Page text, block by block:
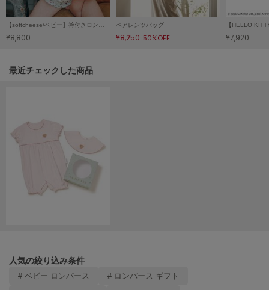
MICHU COQUETTE
ミチュ コケット
Mila Owen
ミラオーウェン
MUCHA
ニューバランス
¥8,800
ペアレンツバッグ
¥8,250 50%OFF ¥7,920
関連記事
最近チェックした商品
人気の絞り込み条件
# ベビー ロンパース # ロンパース ギフト